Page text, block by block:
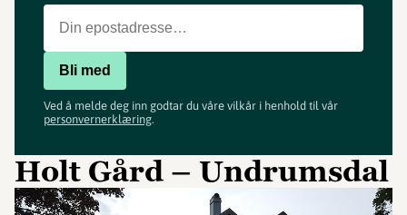
Bli med
Ved å melde deg inn godtar du våre vilkår i henhold til vår
personvernerklæring.
Holt Gård – Undrumsdal